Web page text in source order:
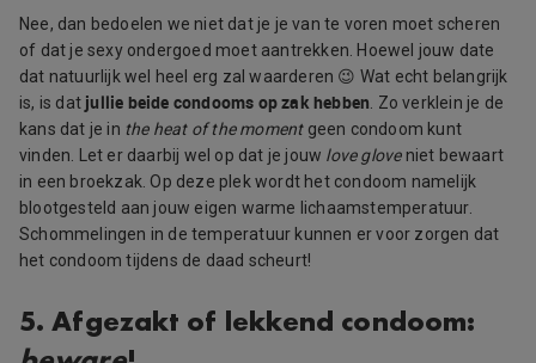
Nee, dan bedoelen we niet dat je je van te voren moet scheren
of dat je sexy ondergoed moet aantrekken. Hoewel jouw date
dat natuurlijk wel heel erg zal waarderen 😉 Wat echt belangrijk
is, is dat jullie beide condooms op zak hebben . Zo verklein je de
kans dat je in the heat of the momentgeen condoom kunt
vinden. Let er daarbij wel op dat je jouw love gloveniet bewaart
in een broekzak. Op deze plek wordt het condoom namelijk
blootgesteld aan jouw eigen warme lichaamstemperatuur.
Schommelingen in de temperatuur kunnen er voor zorgen dat
het condoom tijdens de daad scheurt!
5. Afgezakt of lekkend condoom: